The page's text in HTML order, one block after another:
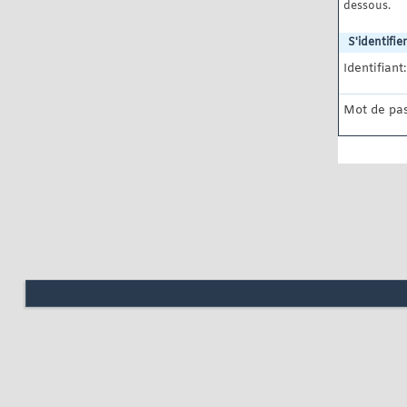
dessous.
S'identifier
Identifiant:
Mot de